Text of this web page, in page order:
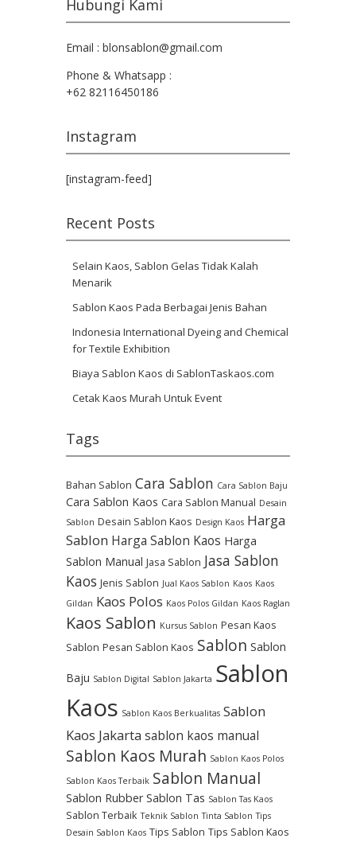
Hubungi Kami
Email : blonsablon@gmail.com
Phone & Whatsapp :
+62 82116450186
Instagram
[instagram-feed]
Recent Posts
Selain Kaos, Sablon Gelas Tidak Kalah
Menarik
Sablon Kaos Pada Berbagai Jenis Bahan
Indonesia International Dyeing and Chemical
for Textile Exhibition
Biaya Sablon Kaos di SablonTaskaos.com
Cetak Kaos Murah Untuk Event
Tags
Bahan Sablon Cara Sablon Cara Sablon Baju
Cara Sablon Kaos Cara Sablon Manual Desain
Sablon Desain Sablon Kaos Design Kaos Harga
Sablon Harga Sablon Kaos Harga
Sablon Manual Jasa Sablon Jasa Sablon
Kaos Jenis Sablon Jual Kaos Sablon Kaos Kaos
Gildan Kaos Polos Kaos Polos Gildan Kaos Raglan
Kaos Sablon Kursus Sablon Pesan Kaos
Sablon Pesan Sablon Kaos Sablon Sablon
Baju Sablon Digital Sablon Jakarta Sablon
Kaos Sablon Kaos Berkualitas Sablon
Kaos Jakarta sablon kaos manual
Sablon Kaos Murah Sablon Kaos Polos
Sablon Kaos Terbaik Sablon Manual
Sablon Rubber Sablon Tas Sablon Tas Kaos
Sablon Terbaik Teknik Sablon Tinta Sablon Tips
Desain Sablon Kaos Tips Sablon Tips Sablon Kaos